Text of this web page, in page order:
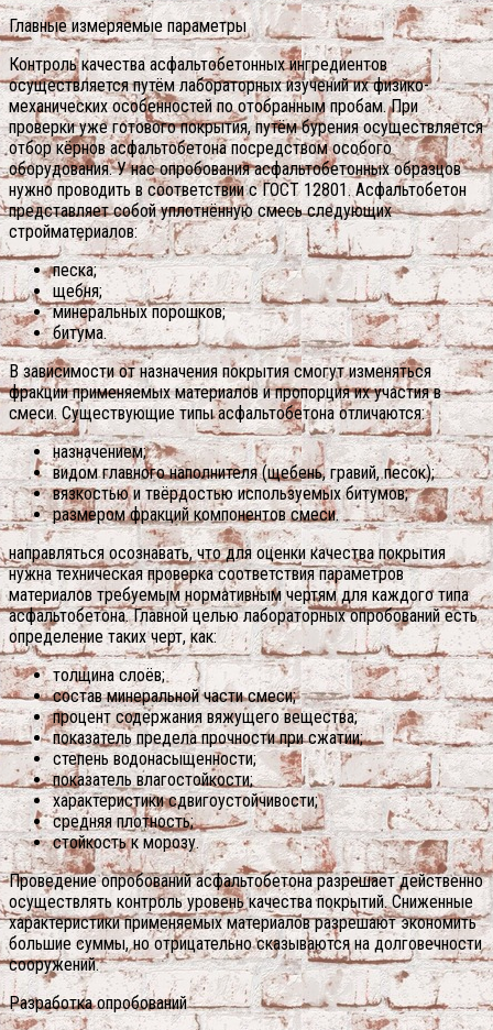
Главные измеряемые параметры
Контроль качества асфальтобетонных ингредиентов
осуществляется путём лабораторных изучений их физико-
механических особенностей по отобранным пробам. При
проверки уже готового покрытия, путём бурения осуществляется
отбор кёрнов асфальтобетона посредством особого
оборудования.У нас опробования асфальтобетонных образцов
нужно проводить в соответствии с ГОСТ 12801. Асфальтобетон
представляет собой уплотнённую смесь следующих
стройматериалов:
песка;
щебня;
минеральных порошков;
битума.
В зависимости от назначения покрытия смогут изменяться
фракции применяемых материалов и пропорция их участия в
смеси. Существующие типы асфальтобетона отличаются:
назначением;
видом главного наполнителя (щебень, гравий, песок);
вязкостью и твёрдостью используемых битумов;
размером фракций компонентов смеси.
направляться осознавать, что для оценки качества покрытия
нужна техническая проверка соответствия параметров
материалов требуемым нормативным чертям для каждого типа
асфальтобетона. Главной целью лабораторных опробований есть
определение таких черт, как:
толщина слоёв;
состав минеральной части смеси;
процент содержания вяжущего вещества;
показатель предела прочности при сжатии;
степень водонасыщенности;
показатель влагостойкости;
характеристики сдвигоустойчивости;
средняя плотность;
стойкость к морозу.
Проведение опробований асфальтобетона разрешает действенно
осуществлять контроль уровень качества покрытий. Сниженные
характеристики применяемых материалов разрешают экономить
большие суммы, но отрицательно сказываются на долговечности
сооружений.
Разработка опробований